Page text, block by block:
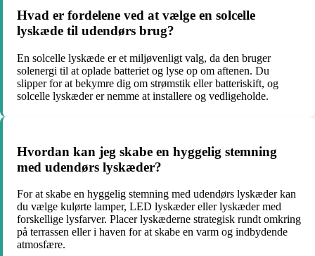
Hvad er fordelene ved at vælge en solcelle
lyskæde til udendørs brug?
En solcelle lyskæde er et miljøvenligt valg, da den bruger
solenergi til at oplade batteriet og lyse op om aftenen. Du
slipper for at bekymre dig om strømstik eller batteriskift, og
solcelle lyskæder er nemme at installere og vedligeholde.
Hvordan kan jeg skabe en hyggelig stemning
med udendørs lyskæder?
For at skabe en hyggelig stemning med udendørs lyskæder kan
du vælge kulørte lamper, LED lyskæder eller lyskæder med
forskellige lysfarver. Placer lyskæderne strategisk rundt omkring
på terrassen eller i haven for at skabe en varm og indbydende
atmosfære.